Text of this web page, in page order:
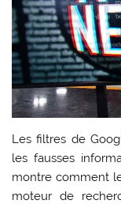
Les filtres de
les fausses
montre comment
moteur de